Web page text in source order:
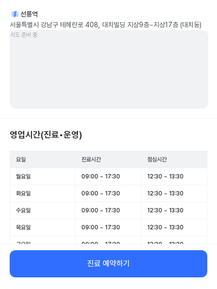
선릉역
서울특별시 강남구 테헤란로 408, 대치빌딩 지상9층~지상17층 (대치동)
지도 준비 중
영업시간(진료•운영)
요일 진료시간 점심시간
월요일 09:00 ~ 17:30 12:30 ~ 13:30
화요일 09:00 ~ 17:30 12:30 ~ 13:30
수요일 09:00 ~ 17:30 12:30 ~ 13:30
목요일 09:00 ~ 17:30 12:30 ~ 13:30
금요일 09:00 ~ 17:30 12:30 ~ 13:30
09:00 ~ 13:00
일요일 휴무 -
진료 예약하기